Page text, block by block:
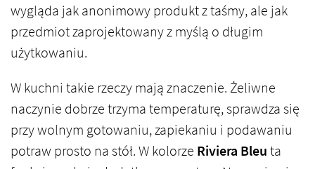
wygląda jak anonimowy produkt z taśmy, ale jak
przedmiot zaprojektowany z myślą o długim
użytkowaniu.
W kuchni takie rzeczy mają znaczenie. Żeliwne
naczynie dobrze trzyma temperaturę, sprawdza się
przy wolnym gotowaniu, zapiekaniu i podawaniu
potraw prosto na stół. W kolorze Riviera Bleuta